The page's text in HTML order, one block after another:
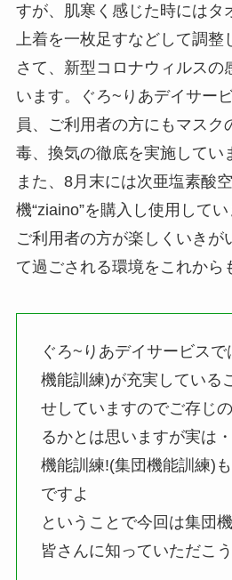
すが、肌寒く感じた時にはタ
上着を一枚足すなどして調整
さて、新型コロナウィルスの
います。ぐろ~りあデイサー
員、ご利用者の方にもマスク
毒、換気の徹底を実施してい
また、8月末には次亜塩素酸
機“ziaino”を購入し使用してい
ご利用者の方が楽しくいきが
て過ごされる環境をこれから
ぐろ~りあデイサービスで
機能訓練)が充実している
せしていますのでご存じ
るかとは思いますが実は・
機能訓練!(集団機能訓練)
ですよ
ということで今回は集団
皆さんに知っていただこ